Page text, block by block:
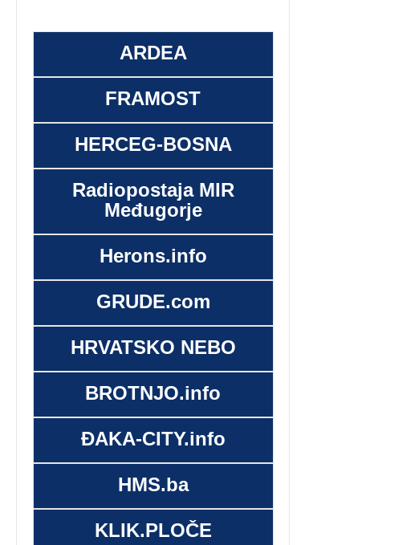
ARDEA
FRAMOST
HERCEG-BOSNA
Radiopostaja MIR
Međugorje
Herons.info
GRUDE.com
HRVATSKO NEBO
BROTNJO.info
ĐAKA-CITY.info
HMS.ba
KLIK.PLOČE